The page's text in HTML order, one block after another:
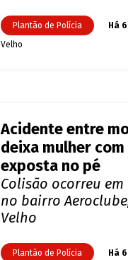
Plantão de Polícia Há
Velho
Acidente entre
deixa mulher
exposta no pé
Colisão ocorreu
no bairro
Velho
Plantão de Polícia Há